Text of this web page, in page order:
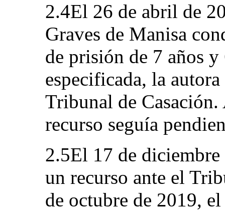
2.4El 26 de abril de
Graves de Manisa
de prisión de 7 años y
especificada, la
Tribunal de
recurso seguía
2.5El 17 de
un recurso ante el
de octubre de 2019,